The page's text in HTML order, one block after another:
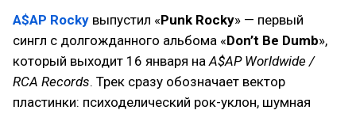
A$AP Rocky выпустил «Punk Rocky» — первый
сингл с долгожданного альбома «Don’t Be Dumb»,
который выходит 16 января наA$AP Worldwide /
RCA Records. Трек сразу обозначает вектор
пластинки: психоделический рок-уклон, шумная